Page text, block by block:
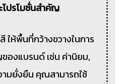
โปรโมชั่นสำคัญ
ห้พื้นที่กว้างขวางในการ
องแบรนด์ เช่น ค่านิยม,
มยั่งยืน คุณสามารถใช้